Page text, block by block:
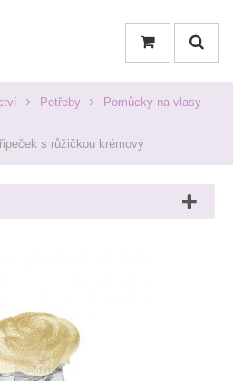
Potřeby Pomůcky na vlasy
s růžičkou krémový